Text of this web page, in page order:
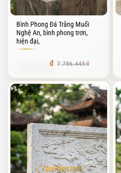
Bình Phong Đá Trắng Muối
Nghệ An, bình phong trơn,
hiện đại,
7.786.445